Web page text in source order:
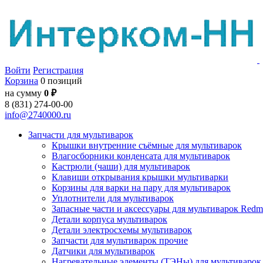
Войти Регистрация
Корзина 0 позиций
на сумму 0 ₽
8 (831) 274-00-00
info@2740000.ru
Запчасти для мультиварок
Крышки внутренние съёмные для мультиварок
Влагосборники конденсата для мультиварок
Кастрюли (чаши) для мультиварок
Клавиши открывания крышки мультиварки
Корзины для варки на пару для мультиварок
Уплотнители для мультиварок
Запасные части и аксессуары для мультиварок
Детали корпуса мультиварок
Детали электросхемы мультиварок
Запчасти для мультиварок прочие
Датчики для мультиварок